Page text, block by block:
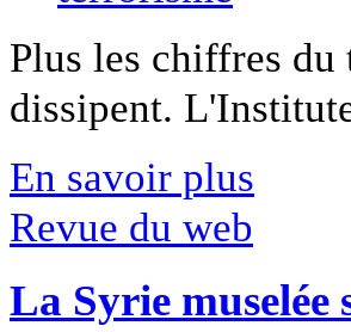
Plus les chiffres du
dissipent.
En savoir plus
Revue du web
La Syrie